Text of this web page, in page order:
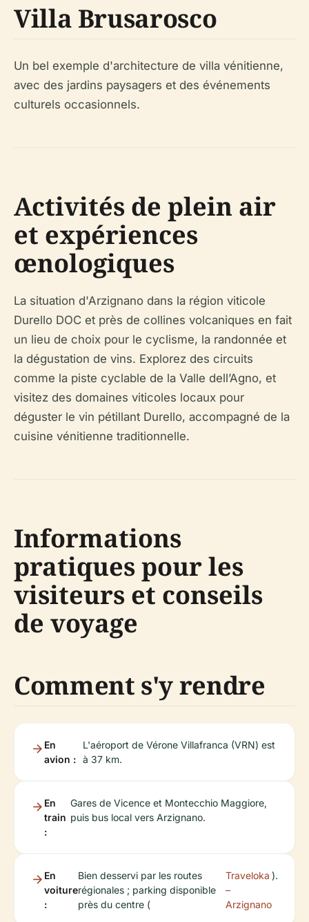
Villa Brusarosco
Un bel exemple d'architecture de villa vénitienne,
avec des jardins paysagers et des événements
culturels occasionnels.
Activités de plein air
et expériences
œnologiques
La situation d'Arzignano dans la région viticole
Durello DOC et près de collines volcaniques en fait
un lieu de choix pour le cyclisme, la randonnée et
la dégustation de vins. Explorez des circuits
comme la piste cyclable de la Valle dell’Agno, et
visitez des domaines viticoles locaux pour
déguster le vin pétillant Durello, accompagné de la
cuisine vénitienne traditionnelle.
Informations
pratiques pour les
visiteurs et conseils
de voyage
Comment s'y rendre
En
avion :
L'aéroport de Vérone Villafranca (VRN) est
à 37 km.
En
train
:
Gares de Vicence et Montecchio Maggiore,
puis bus local vers Arzignano.
En
voiture
:
Bien desservi par les routes
régionales ; parking disponible
près du centre (
Traveloka
–
Arzignano
).